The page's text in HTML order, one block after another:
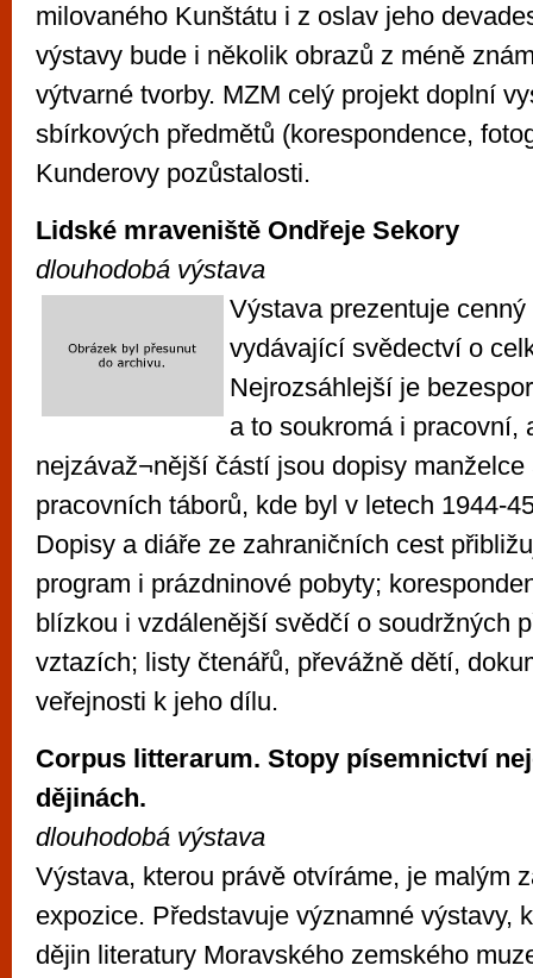
milovaného Kunštátu i z oslav jeho
výstavy bude i několik obrazů z méně
výtvarné tvorby. MZM celý projekt doplní
sbírkových předmětů (korespondence,
Kunderovy pozůstalosti.
Lidské mraveniště Ondřeje Sekory
dlouhodobá výstava
Výstava prezentuje cenný
vydávající svědectví o
Nejrozsáhlejší je
a to soukromá i pracovní,
nejzávaž¬nější částí jsou dopisy manželce
pracovních táborů, kde byl v letech 1944-
Dopisy a diáře ze zahraničních cest
program i prázdninové pobyty;
blízkou i vzdálenější svědčí o soudržných
vztazích; listy čtenářů, převážně dětí,
veřejnosti k jeho dílu.
Corpus litterarum. Stopy písemnictví
dějinách.
dlouhodobá výstava
Výstava, kterou právě otvíráme, je malým
expozice. Představuje významné výstavy,
dějin literatury Moravského zemského